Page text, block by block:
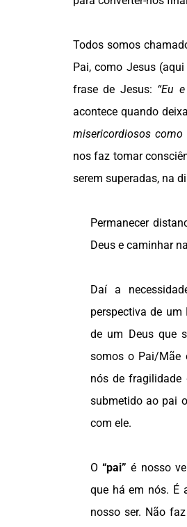
Todos somos
Pai, como Jesus
frase de Jesus: “Eu
acontece quando
misericordiosos como
nos faz tomar
serem superadas, na
Permanecer
Deus e caminhar
Daí a
perspectiva de
de um Deus que
somos o Pai/Mãe
nós de fragilidade
submetido ao pai
com ele.
O“pai” é nosso
que há em nós. É
nosso ser. Não